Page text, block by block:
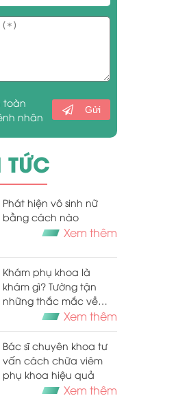
toàn
nhân
Gửi
TỨC
Phát hiện vô sinh nữ
bằng cách nào
Xem thêm
Khám phụ khoa là
khám gì? Tường tận
những thắc mắc về
khám phụ khoaXem thêm
Bác sĩ chuyên khoa tư
vấn cách chữa viêm
phụ khoa hiệu quả
Xem thêm